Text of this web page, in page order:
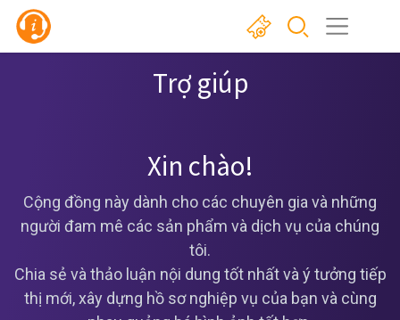
Trợ giúp
Xin chào!
Cộng đồng này dành cho các chuyên gia và những
người đam mê các sản phẩm và dịch vụ của chúng
tôi.
Chia sẻ và thảo luận nội dung tốt nhất và ý tưởng tiếp
thị mới, xây dựng hồ sơ nghiệp vụ của bạn và cùng